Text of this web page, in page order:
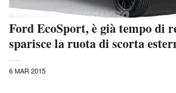
Ford EcoSport, è già tempo di
sparisce la ruota di scorta
6 MAR 2015